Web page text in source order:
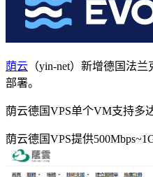
荫云 （yin-net）新增德国法
部署。
荫云德国VPS单个VM支持多
荫云德国VPS提供